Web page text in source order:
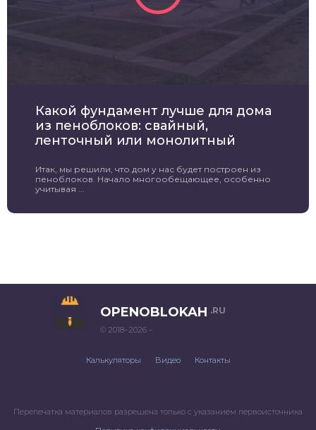
Какой фундамент лучше для дома
из пеноблоков: свайный,
ленточный или монолитный
Итак, мы решили, что дом у нас будет построен из
пеноблоков. Начало многообещающее, особенно
учитывая ...
OPENOBLOKAH .RU
© 2018–2026 –
Калькуляторы Видео Контакты
Перепечатка материалов разрешена только с указанием первоисточника